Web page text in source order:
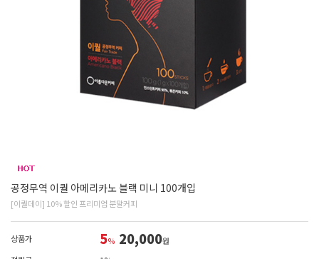
공정무역 이퀄 아메리카노 블랙 미니 100개입
[이퀄데이] 10% 할인 프리미엄 분말커피
상품가 5% 20,000원